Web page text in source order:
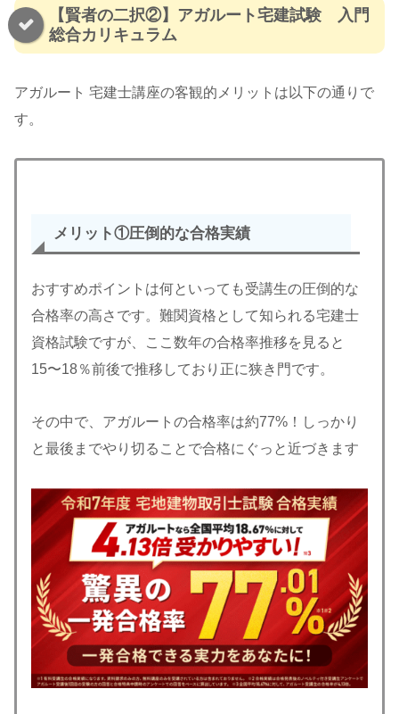
【賢者の二択②】アガルート宅建試験 入門
総合カリキュラム
アガルート 宅建士講座の客観的メリットは以下の通りで
す。
メリット①圧倒的な合格実績
おすすめポイントは何といっても受講生の圧倒的な
合格率の高さです。難関資格として知られる宅建士
資格試験ですが、ここ数年の合格率推移を見ると
15〜18％前後で推移しており正に狭き門です。
その中で、アガルートの合格率は約77%！しっかり
と最後までやり切ることで合格にぐっと近づきます